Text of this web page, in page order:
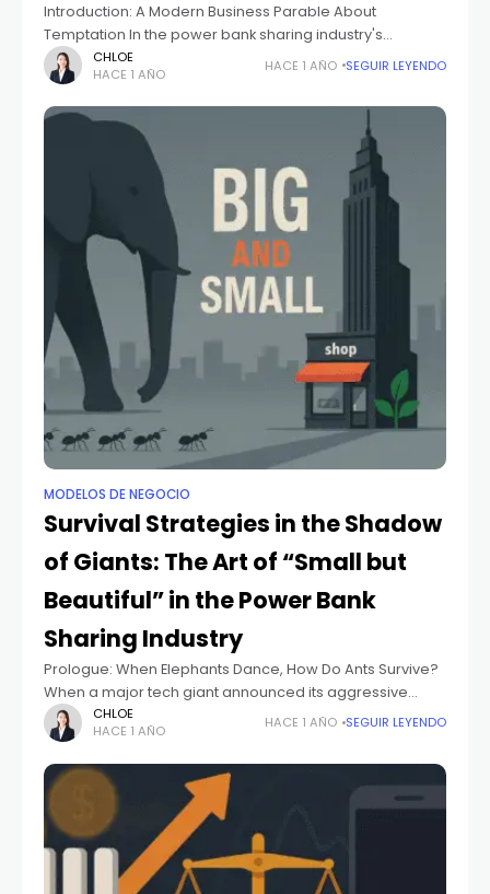
Introduction: A Modern Business Parable About
Temptation In the power bank sharing industry's
turbulent history, one founder who experienced
imprisonment made a striking confession: "I'm not driven
by lust or
CHLOE
HACE 1 AÑO
HACE 1 AÑO SEGUIR LEYENDO
MODELOS DE NEGOCIO
Survival Strategies in the Shadow
of Giants: The Art of “Small but
Beautiful” in the Power Bank
Sharing Industry
Prologue: When Elephants Dance, How Do Ants Survive?
When a major tech giant announced its aggressive
entry into the power bank sharing market with ambitions
to capture 70% market share
CHLOE
HACE 1 AÑO
HACE 1 AÑO SEGUIR LEYENDO